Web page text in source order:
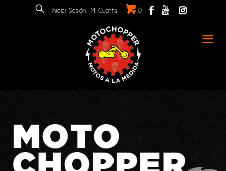
Iniciar Sesión Mi Cuenta 0